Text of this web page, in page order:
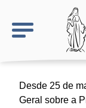
O sítio NSN
Desde 25 de
Geral sobre a